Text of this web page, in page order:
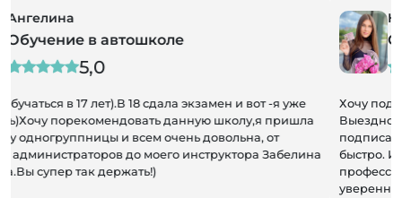
Юлия
Обучение в автошколе
Хочу поделиться своим восторгом от работы автошколы!
Выездной менеджер был на высоте: приехал к нам и
подписал договор на обучение, всё прошло гладко и
быстро. Инструктор по вождению оказался
профессионалом своего дела, учил терпению и
уверенности за рулем. Расположение автошколы удобное